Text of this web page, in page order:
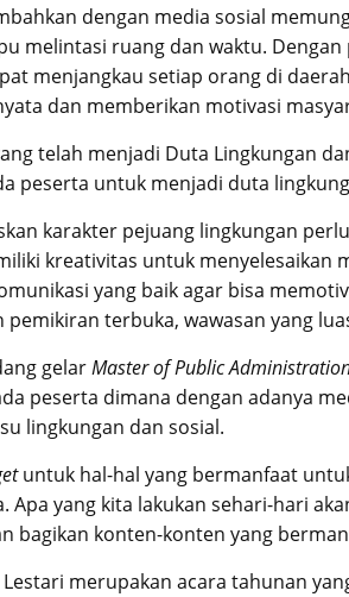
dengan media sosial
melintasi ruang dan waktu.
menjangkau setiap orang di
dan memberikan motivasi
telah menjadi Duta Lingkungan
peserta untuk menjadi duta
karakter pejuang lingkungan
kreativitas untuk menyelesaikan
yang baik agar bisa
terbuka, wawasan yang
gelarMaster of Public
peserta dimana dengan adanya
lingkungan dan sosial.
untuk hal-hal yang bermanfaat
Apa yang kita lakukan sehari-hari
bagikan konten-konten yang
merupakan acara tahunan